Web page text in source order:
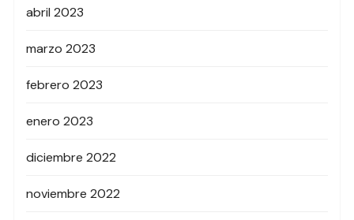
abril 2023
marzo 2023
febrero 2023
enero 2023
diciembre 2022
noviembre 2022